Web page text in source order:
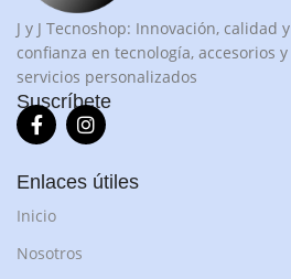
J y J Tecnoshop: Innovación, calidad y
confianza en tecnología, accesorios y
servicios personalizados
Suscríbete
Enlaces útiles
Inicio
Nosotros